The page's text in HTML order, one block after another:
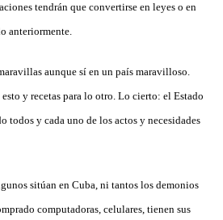
tendrán que convertirse en leyes o en
anteriormente.
aunque sí en un país maravilloso.
y recetas para lo otro. Lo cierto: el Estado
todos y cada uno de los actos y necesidades
sitúan en Cuba, ni tantos los demonios
computadoras, celulares, tienen sus